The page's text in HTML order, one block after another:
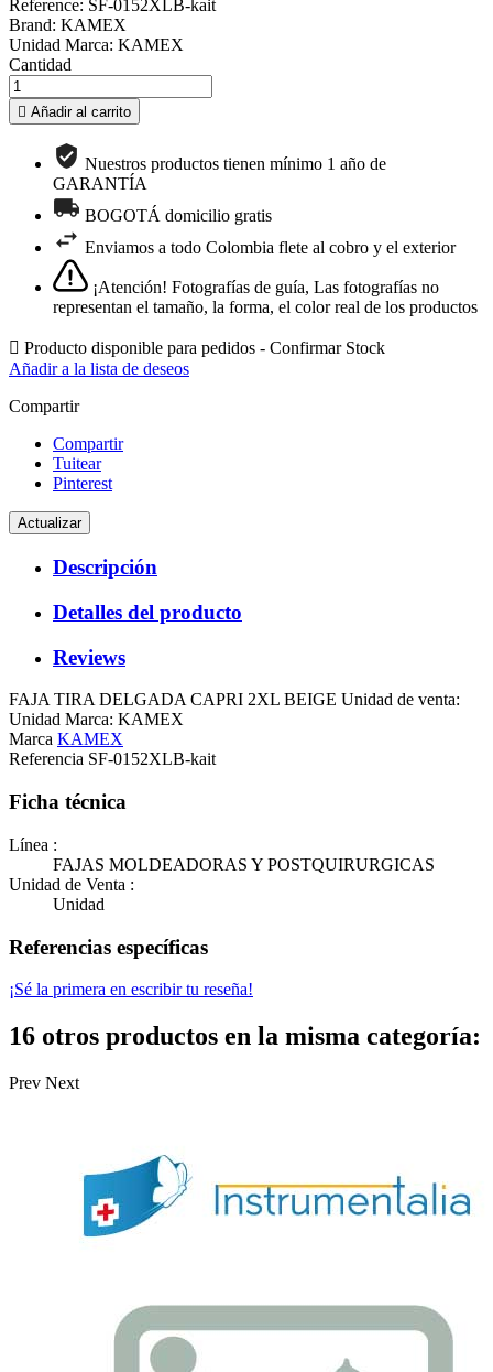
Reference: SF-0152XLB-kait
Brand: KAMEX
Unidad Marca: KAMEX
Cantidad
 Añadir al carrito
Nuestros productos tienen mínimo 1 año de
GARANTÍA
BOGOTÁ domicilio gratis
Enviamos a todo Colombia flete al cobro y el exterior
¡Atención! Fotografías de guía, Las fotografías no
representan el tamaño, la forma, el color real de los productos
 Producto disponible para pedidos - Confirmar Stock
Añadir a la lista de deseos
Compartir
Compartir
Tuitear
Pinterest
Descripción
Detalles del producto
Reviews
FAJA TIRA DELGADA CAPRI 2XL BEIGE Unidad de venta:
Unidad Marca: KAMEX
Marca KAMEX
Referencia SF-0152XLB-kait
Ficha técnica
Línea :
FAJAS MOLDEADORAS Y POSTQUIRURGICAS
Unidad de Venta :
Unidad
Referencias específicas
¡Sé la primera en escribir tu reseña!
16 otros productos en la misma categoría:
Prev Next